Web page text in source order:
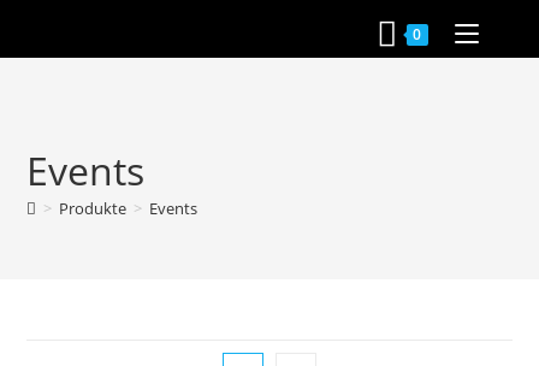
0
Events
> Produkte > Events